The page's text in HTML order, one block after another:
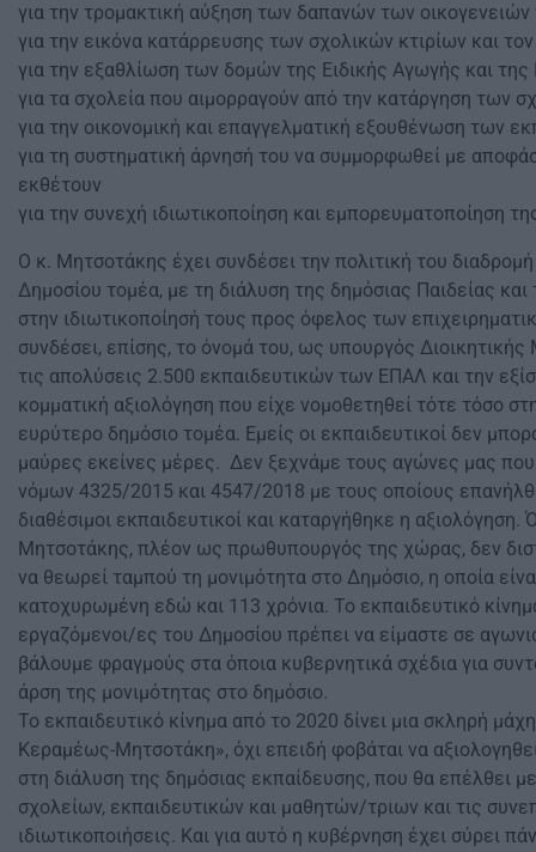
για την τρομακτική αύξηση των δαπανών των οικογενειών
για την εικόνα κατάρρευσης των σχολικών κτιρίων και
για την εξαθλίωση των δομών της Ειδικής Αγωγής και
για τα σχολεία που αιμορραγούν από την κατάργηση των
για την οικονομική και επαγγελματική εξουθένωση των
για τη συστηματική άρνησή του να συμμορφωθεί με
εκθέτουν
για την συνεχή ιδιωτικοποίηση και εμπορευματοποίηση
Ο κ. Μητσοτάκης έχει συνδέσει την πολιτική του
Δημοσίου τομέα, με τη διάλυση της δημόσιας Παιδείας
στην ιδιωτικοποίησή τους προς όφελος των
συνδέσει, επίσης, το όνομά του, ως υπουργός
τις απολύσεις 2.500 εκπαιδευτικών των ΕΠΑΛ και την
κομματική αξιολόγηση που είχε νομοθετηθεί τότε τόσο
ευρύτερο δημόσιο τομέα. Εμείς οι εκπαιδευτικοί δεν
μαύρες εκείνες μέρες. Δεν ξεχνάμε τους αγώνες μας
νόμων 4325/2015 και 4547/2018 με τους οποίους
διαθέσιμοι εκπαιδευτικοί και καταργήθηκε η
Μητσοτάκης, πλέον ως πρωθυπουργός της χώρας, δεν
να θεωρεί ταμπού τη μονιμότητα στο Δημόσιο, η οποία
κατοχυρωμένη εδώ και 113 χρόνια. Το εκπαιδευτικό
εργαζόμενοι/ες του Δημοσίου πρέπει να είμαστε σε
βάλουμε φραγμούς στα όποια κυβερνητικά σχέδια για
άρση της μονιμότητας στο δημόσιο.
Το εκπαιδευτικό κίνημα από το 2020 δίνει μια σκληρή
Κεραμέως-Μητσοτάκη», όχι επειδή φοβάται να
στη διάλυση της δημόσιας εκπαίδευσης, που θα επέλθει
σχολείων, εκπαιδευτικών και μαθητών/τριων και τις
ιδιωτικοποιήσεις. Και για αυτό η κυβέρνηση έχει σύρει